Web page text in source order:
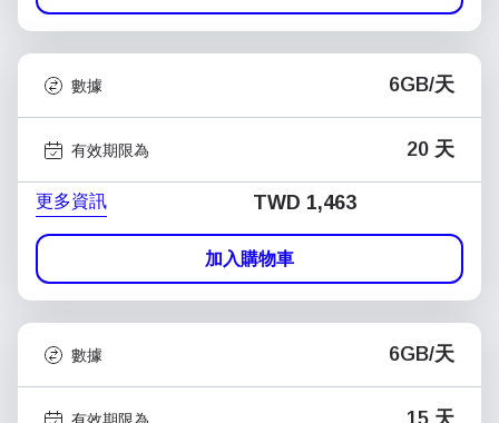
數據 6GB/天
有效期限為 20 天
更多資訊 TWD 1,463
加入購物車
數據 6GB/天
有效期限為 15 天